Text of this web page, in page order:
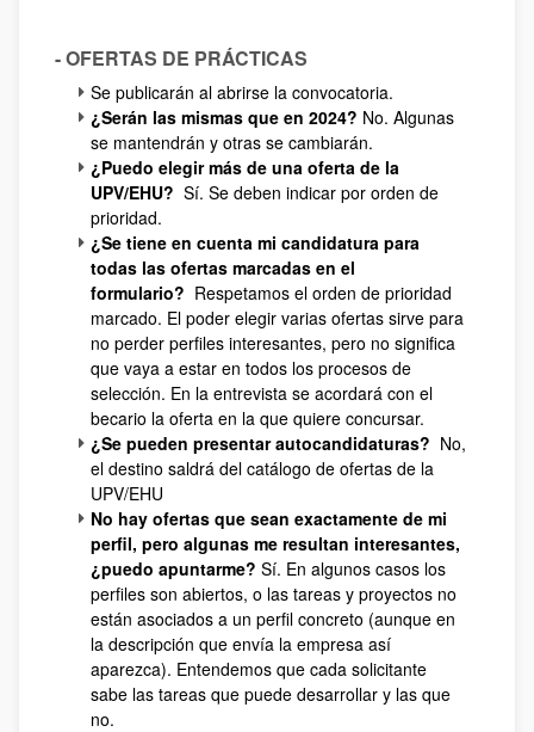
- OFERTAS DE PRÁCTICAS
Se publicarán al abrirse la convocatoria.
¿Serán las mismas que en 2024? No. Algunas
se mantendrán y otras se cambiarán.
¿Puedo elegir más de una oferta de la
UPV/EHU? Sí. Se deben indicar por orden de
prioridad.
¿Se tiene en cuenta mi candidatura para
todas las ofertas marcadas en el
formulario? Respetamos el orden de prioridad
marcado. El poder elegir varias ofertas sirve para
no perder perfiles interesantes, pero no significa
que vaya a estar en todos los procesos de
selección. En la entrevista se acordará con el
becario la oferta en la que quiere concursar.
¿Se pueden presentar autocandidaturas? No,
el destino saldrá del catálogo de ofertas de la
UPV/EHU
No hay ofertas que sean exactamente de mi
perfil, pero algunas me resultan interesantes,
¿puedo apuntarme? Sí. En algunos casos los
perfiles son abiertos, o las tareas y proyectos no
están asociados a un perfil concreto (aunque en
la descripción que envía la empresa así
aparezca). Entendemos que cada solicitante
sabe las tareas que puede desarrollar y las que
no.